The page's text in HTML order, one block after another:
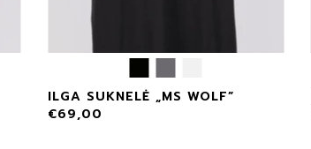
ILGA SUKNELĖ „MS WOLF”
€69,00